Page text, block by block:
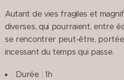
Autant de vies fragiles et
diverses, qui pourraient, entre
se rencontrer peut-être,
incessant du temps qui passe.
Durée : 1h